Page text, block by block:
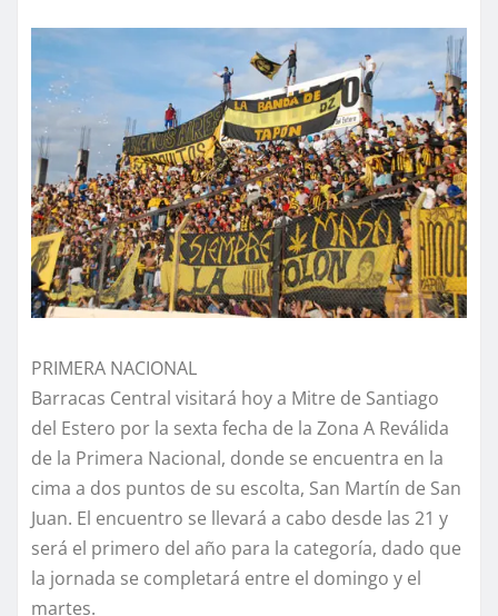
PRIMERA NACIONAL
Barracas Central visitará hoy a Mitre de Santiago
del Estero por la sexta fecha de la Zona A Reválida
de la Primera Nacional, donde se encuentra en la
cima a dos puntos de su escolta, San Martín de San
Juan. El encuentro se llevará a cabo desde las 21 y
será el primero del año para la categoría, dado que
la jornada se completará entre el domingo y el
martes.